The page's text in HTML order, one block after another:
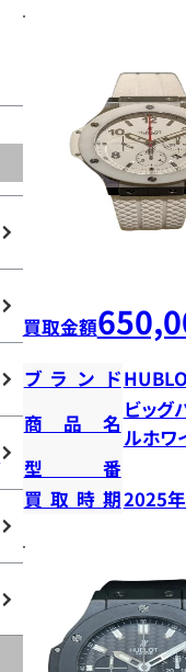
買取金額
ブランド
商品名
ビッ
ルホワ
型番
買取時期2025